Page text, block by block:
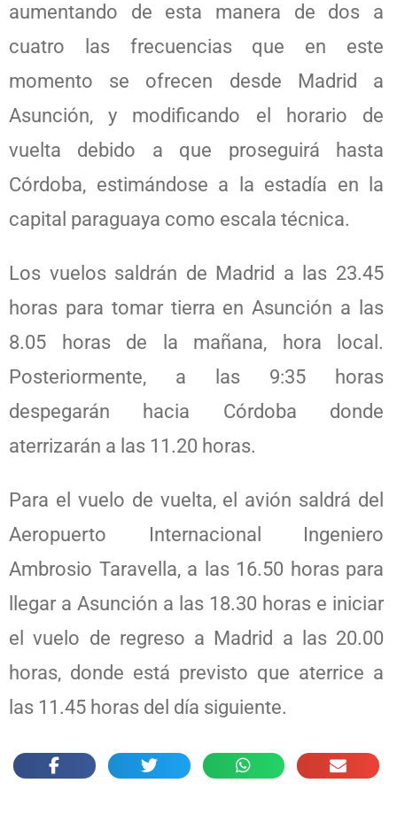
aumentando de esta manera de dos a
cuatro las frecuencias que en este
momento se ofrecen desde Madrid a
Asunción, y modificando el horario de
vuelta debido a que proseguirá hasta
Córdoba, estimándose a la estadía en la
capital paraguaya como escala técnica.
Los vuelos saldrán de Madrid a las 23.45
horas para tomar tierra en Asunción a las
8.05 horas de la mañana, hora local.
Posteriormente, a las 9:35 horas
despegarán hacia Córdoba donde
aterrizarán a las 11.20 horas.
Para el vuelo de vuelta, el avión saldrá del
Aeropuerto Internacional Ingeniero
Ambrosio Taravella, a las 16.50 horas para
llegar a Asunción a las 18.30 horas e iniciar
el vuelo de regreso a Madrid a las 20.00
horas, donde está previsto que aterrice a
las 11.45 horas del día siguiente.